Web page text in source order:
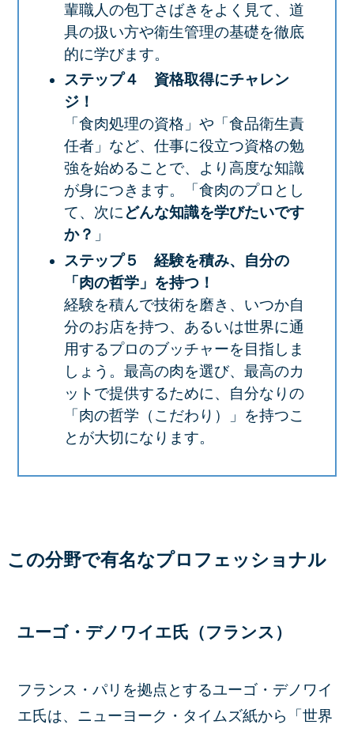
輩職人の包丁さばきをよく見て、道
具の扱い方や衛生管理の基礎を徹底
的に学びます。
ステップ４ 資格取得にチャレン
ジ！
「食肉処理の資格」や「食品衛生責
任者」など、仕事に役立つ資格の勉
強を始めることで、より高度な知識
が身につきます。「食肉のプロとし
て、次にどんな知識を学びたいです
か？ 」
ステップ５ 経験を積み、自分の
「肉の哲学」を持つ！
経験を積んで技術を磨き、いつか自
分のお店を持つ、あるいは世界に通
用するプロのブッチャーを目指しま
しょう。最高の肉を選び、最高のカ
ットで提供するために、自分なりの
「肉の哲学（こだわり）」を持つこ
とが大切になります。
この分野で有名なプロフェッショナル
ユーゴ・デノワイエ氏（フランス）
フランス・パリを拠点とするユーゴ・デノワイ
エ氏は、ニューヨーク・タイムズ紙から「世界